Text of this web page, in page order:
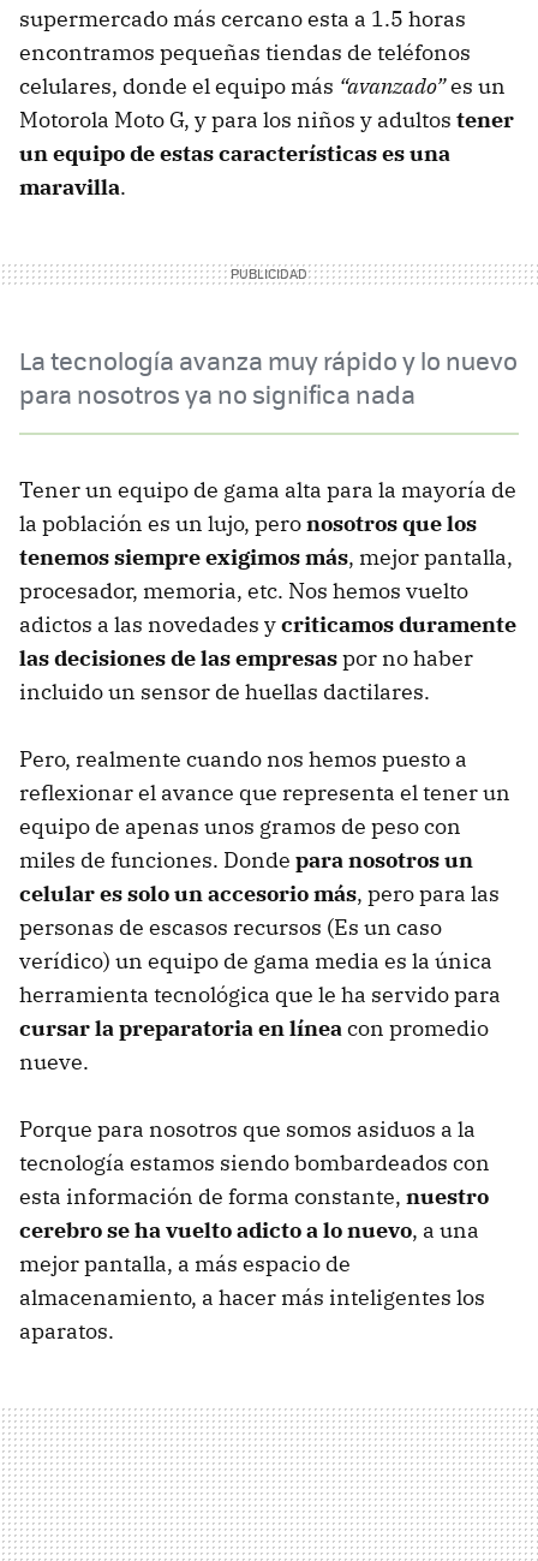
supermercado más cercano esta a 1.5 horas
encontramos pequeñas tiendas de teléfonos
celulares, donde el equipo más “avanzado”es un
Motorola Moto G, y para los niños y adultos tener
un equipo de estas características es una
maravilla.
La tecnología avanza muy rápido y lo nuevo
para nosotros ya no significa nada
Tener un equipo de gama alta para la mayoría de
la población es un lujo, peronosotros que los
tenemos siempre exigimos más, mejor pantalla,
procesador, memoria, etc. Nos hemos vuelto
adictos a las novedades ycriticamos duramente
las decisiones de las empresaspor no haber
incluido un sensor de huellas dactilares.
Pero, realmente cuando nos hemos puesto a
reflexionar el avance que representa el tener un
equipo de apenas unos gramos de peso con
miles de funciones. Donde para nosotros un
celular es solo un accesorio más, pero para las
personas de escasos recursos (Es un caso
verídico) un equipo de gama media es la única
herramienta tecnológica que le ha servido para
cursar la preparatoria en líneacon promedio
nueve.
Porque para nosotros que somos asiduos a la
tecnología estamos siendo bombardeados con
esta información de forma constante, nuestro
cerebro se ha vuelto adicto a lo nuevo, a una
mejor pantalla, a más espacio de
almacenamiento, a hacer más inteligentes los
aparatos.